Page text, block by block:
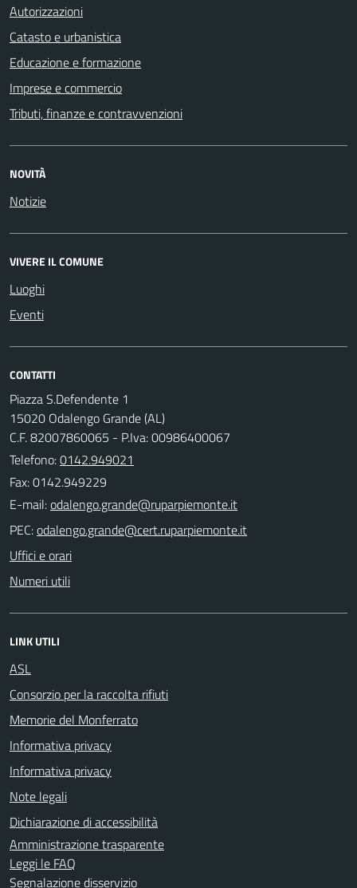
Autorizzazioni
Catasto e urbanistica
Educazione e formazione
Imprese e commercio
Tributi, finanze e contravvenzioni
NOVITÀ
Notizie
VIVERE IL COMUNE
Luoghi
Eventi
CONTATTI
Piazza S.Defendente 1
15020 Odalengo Grande (AL)
C.F. 82007860065 - P.Iva: 00986400067
Telefono:0142.949021
Fax: 0142.949229
E-mail:
PEC:
Uffici e orari
Numeri utili
LINK UTILI
ASL
Consorzio per la raccolta rifiuti
Memorie del Monferrato
Informativa privacy
Informativa privacy
Note legali
Dichiarazione di accessibilità
Amministrazione trasparente
Leggi le FAQ
Segnalazione disservizio